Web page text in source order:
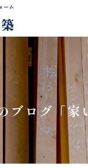
ブログ「家